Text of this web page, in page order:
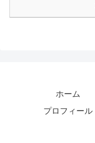
ホーム
プロフィール